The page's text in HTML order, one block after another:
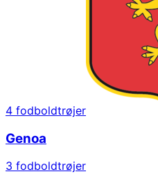
4 fodboldtrøjer
Genoa
3 fodboldtrøjer